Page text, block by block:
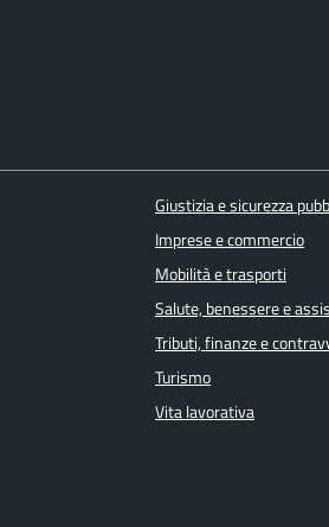
Giustizia e sicurezza
Imprese e commercio
Mobilità e trasporti
Salute, benessere e
Tributi, finanze e
Turismo
Vita lavorativa